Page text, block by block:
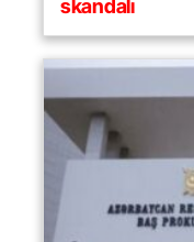
skandalı